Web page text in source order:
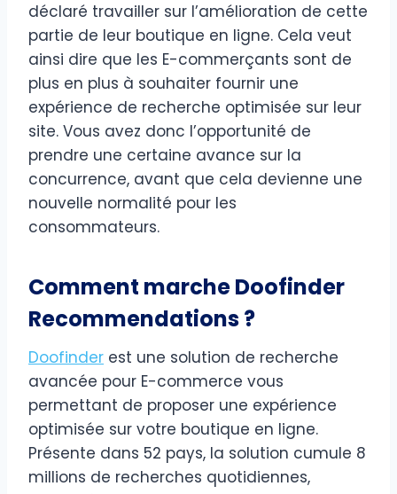
déclaré travailler sur l’amélioration de cette
partie de leur boutique en ligne. Cela veut
ainsi dire que les E-commerçants sont de
plus en plus à souhaiter fournir une
expérience de recherche optimisée sur leur
site. Vous avez donc l’opportunité de
prendre une certaine avance sur la
concurrence, avant que cela devienne une
nouvelle normalité pour les
consommateurs.
Comment marche Doofinder
Recommendations ?
Doofinder est une solution de recherche
avancée pour E-commerce vous
permettant de proposer une expérience
optimisée sur votre boutique en ligne.
Présente dans 52 pays, la solution cumule 8
millions de recherches quotidiennes,